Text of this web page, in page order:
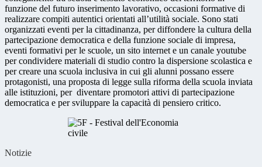
funzione del futuro inserimento lavorativo, occasioni formative di
realizzare compiti autentici orientati all’utilità sociale. Sono stati
organizzati eventi per la cittadinanza, per diffondere la cultura della
partecipazione democratica e della funzione sociale di impresa,
eventi formativi per le scuole, un sito internet e un canale youtube
per condividere materiali di studio contro la dispersione scolastica e
per creare una scuola inclusiva in cui gli alunni possano essere
protagonisti, una proposta di legge sulla riforma della scuola inviata
alle istituzioni, per diventare promotori attivi di partecipazione
democratica e per sviluppare la capacità di pensiero critico.
Notizie